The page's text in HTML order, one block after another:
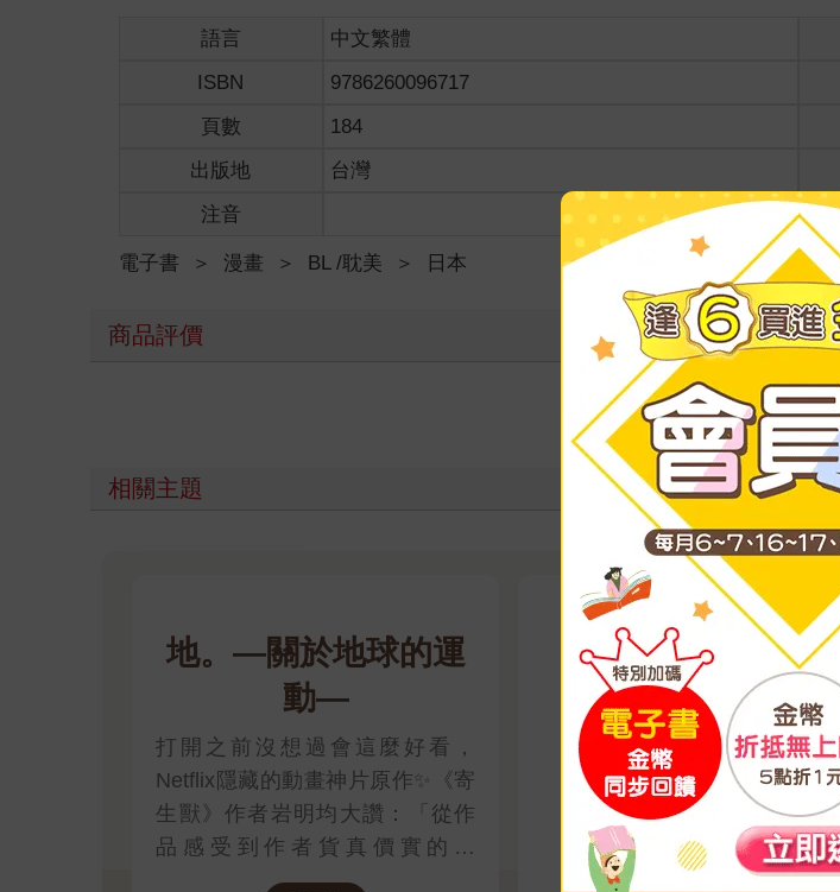
語言 中文繁體
ISBN
9786260096717
頁數
184
出版地
台灣
注音
電子書 ＞ 漫畫 ＞ BL /耽美 ＞ 日本
商品評價
寫評價
相關主題
地。—關於地球的運
動—
打開之前沒想過會這麼好看，
Netflix隱藏的動畫神片原作✨《寄
生獸》作者岩明均大讚：「從作
品感受到作者貨真價實的才